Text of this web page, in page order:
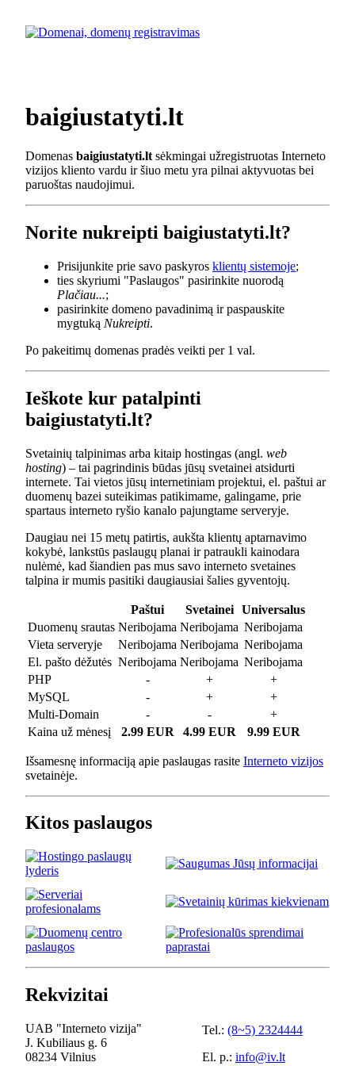
baigiustatyti.lt
Domenas baigiustatyti.lt sėkmingai užregistruotas Interneto
vizijos kliento vardu ir šiuo metu yra pilnai aktyvuotas bei
paruoštas naudojimui.
Norite nukreipti baigiustatyti.lt?
Prisijunkite prie savo paskyros klientų sistemoje;
ties skyriumi "Paslaugos" pasirinkite nuorodą
Plačiau...;
pasirinkite domeno pavadinimą ir paspauskite
mygtuką Nukreipti.
Po pakeitimų domenas pradės veikti per 1 val.
Ieškote kur patalpinti
baigiustatyti.lt?
Svetainių talpinimas arba kitaip hostingas (angl. web
hosting) – tai pagrindinis būdas jūsų svetainei atsidurti
internete. Tai vietos jūsų internetiniam projektui, el. paštui ar
duomenų bazei suteikimas patikimame, galingame, prie
spartaus interneto ryšio kanalo pajungtame serveryje.
Daugiau nei 15 metų patirtis, aukšta klientų aptarnavimo
kokybė, lankstūs paslaugų planai ir patraukli kainodara
nulėmė, kad šiandien pas mus savo interneto svetaines
talpina ir mumis pasitiki daugiausiai šalies gyventojų.
Paštui Svetainei
Universalus
Duomenų srautas Neribojama Neribojama Neribojama
Vieta serveryje
Neribojama Neribojama Neribojama
El. pašto dėžutės Neribojama Neribojama Neribojama
PHP
- +
+
MySQL
- +
+
Multi-Domain
- -
+
Kaina už mėnesį
2.99 EUR 4.99 EUR 9.99 EUR
Išsamesnę informaciją apie paslaugas rasite Interneto vizijos
svetainėje.
Kitos paslaugos
Rekvizitai
UAB "Interneto vizija"
J. Kubiliaus g. 6
08234 Vilnius
Tel.: (8~5) 2324444
El. p.: info@iv.lt